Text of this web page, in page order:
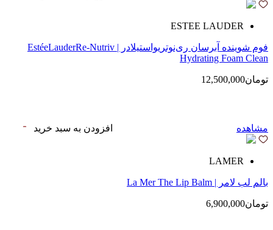
ESTEE LAUDER
فوم شوینده آبرسان ری‌نوتریواستیلادر | EstéeLauderRe-Nutriv
Hydrating Foam Clean
تومان12,500,000
مشاهده افزودن به سبد خرید
LAMER
بالم لب لامر | La Mer The Lip Balm
تومان6,900,000